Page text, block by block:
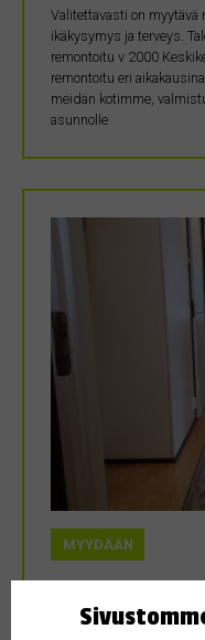
Valitettavasti on myytävä
ikäkysymys ja terveys.
remontoitu v 2000
remontoitu eri
meidän kotimme,
asunnolle
MYYDÄÄN